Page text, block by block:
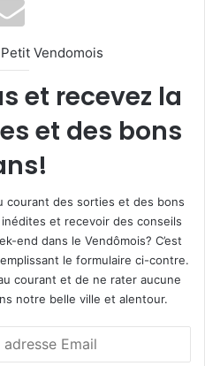
Vendomois
et recevez la
et des bons
courant des sorties et des bons
et recevoir des conseils
end dans le Vendômois? C’est
le formulaire ci-contre.
courant et de ne rater aucune
notre belle ville et alentour.